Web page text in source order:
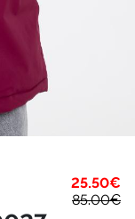
25.50€
85.00€